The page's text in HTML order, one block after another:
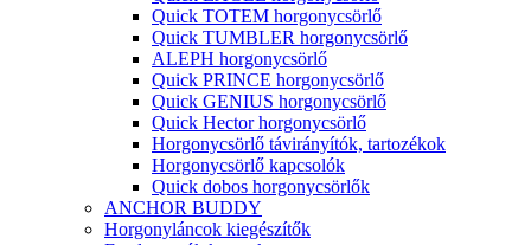
Quick TOTEM horgonycsörlő
Quick TUMBLER horgonycsörlő
ALEPH horgonycsörlő
Quick PRINCE horgonycsörlő
Quick GENIUS horgonycsörlő
Quick Hector horgonycsörlő
Horgonycsörlő távirányítók, tartozékok
Horgonycsörlő kapcsolók
Quick dobos horgonycsörlők
ANCHOR BUDDY
Horgonyláncok kiegészítők